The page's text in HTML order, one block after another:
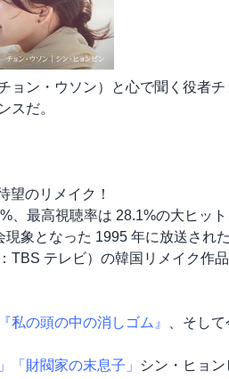
ョン・ウソン）と心で聞く役者
スだ。
望のリメイク！
、最高視聴率は 28.1%の大ヒッ
象となった 1995 年に放送され
TBS テレビ）の韓国リメイク作品
『私の頭の中の消しゴム』
、そし
「財閥家の末息子」
シン・ヒョ